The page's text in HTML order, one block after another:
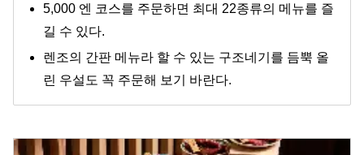
5,000 엔 코스를 주문하면 최대 22종류의 메뉴를 즐
길 수 있다.
렌조의 간판 메뉴라 할 수 있는 구조네기를 듬뿍 올
린 우설도 꼭 주문해 보기 바란다.